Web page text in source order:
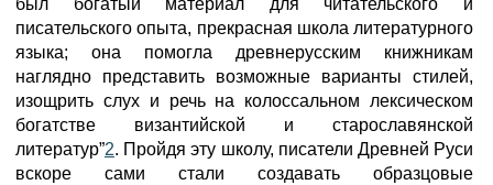
был богатый материал для читательского и
писательского опыта, прекрасная школа литературного
языка; она помогла древнерусским книжникам
наглядно представить возможные варианты стилей,
изощрить слух и речь на колоссальном лексическом
богатстве византийской и старославянской
литератур”2. Пройдя эту школу, писатели Древней Руси
вскоре сами стали создавать образцовые